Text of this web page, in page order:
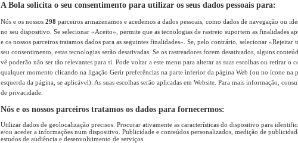
A Bola solicita o seu consentimento para utilizar os seus dados pessoais para:
Nós e os nossos 298 parceiros armazenamos e acedemos a dados pessoais, como dados de navegação ou
no seu dispositivo. Se selecionar «Aceito», permite que as tecnologias de rastreio suportem as finalidades
e os nossos parceiros tratamos dados para as seguintes finalidades». Se, pelo contrário, selecionar «Rejeitar
seu consentimento, estas tecnologias serão desativadas. Se os rastreadores forem desativados, alguns
vê poderão não ser tão relevantes para si. Pode voltar a este menu para alterar as suas escolhas ou retirar o
qualquer momento clicando na ligação Gerir preferências na parte inferior da página Web (ou no ícone na
esquerda da página, se aplicável). As suas escolhas serão aplicadas em Website. Para mais informação,
de privacidade.
Nós e os nossos parceiros tratamos os dados para fornecermos:
Utilizar dados de geolocalização precisos. Procurar ativamente as características do dispositivo para
e/ou aceder a informações num dispositivo. Publicidade e conteúdos personalizados, medição de
estudos de audiência e desenvolvimento de serviços.